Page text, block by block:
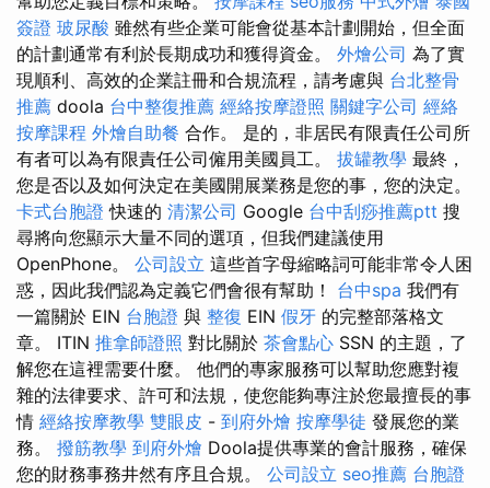
簽證 玻尿酸 雖然有些企業可能會從基本計劃開始，但全面
的計劃通常有利於長期成功和獲得資金。 外燴公司 為了實
現順利、高效的企業註冊和合規流程，請考慮與 台北整骨
推薦 doola 台中整復推薦 經絡按摩證照 關鍵字公司 經絡
按摩課程 外燴自助餐 合作。 是的，非居民有限責任公司所
有者可以為有限責任公司僱用美國員工。 拔罐教學 最終，
您是否以及如何決定在美國開展業務是您的事，您的決定。
卡式台胞證 快速的 清潔公司 Google 台中刮痧推薦ptt 搜
尋將向您顯示大量不同的選項，但我們建議使用
OpenPhone。 公司設立 這些首字母縮略詞可能非常令人困
惑，因此我們認為定義它們會很有幫助！ 台中spa 我們有
一篇關於 EIN 台胞證 與 整復 EIN 假牙 的完整部落格文
章。 ITIN 推拿師證照 對比關於 茶會點心 SSN 的主題，了
解您在這裡需要什麼。 他們的專家服務可以幫助您應對複
雜的法律要求、許可和法規，使您能夠專注於您最擅長的事
情 經絡按摩教學 雙眼皮 - 到府外燴 按摩學徒 發展您的業
務。 撥筋教學 到府外燴 Doola提供專業的會計服務，確保
您的財務事務井然有序且合規。 公司設立 seo推薦 台胞證